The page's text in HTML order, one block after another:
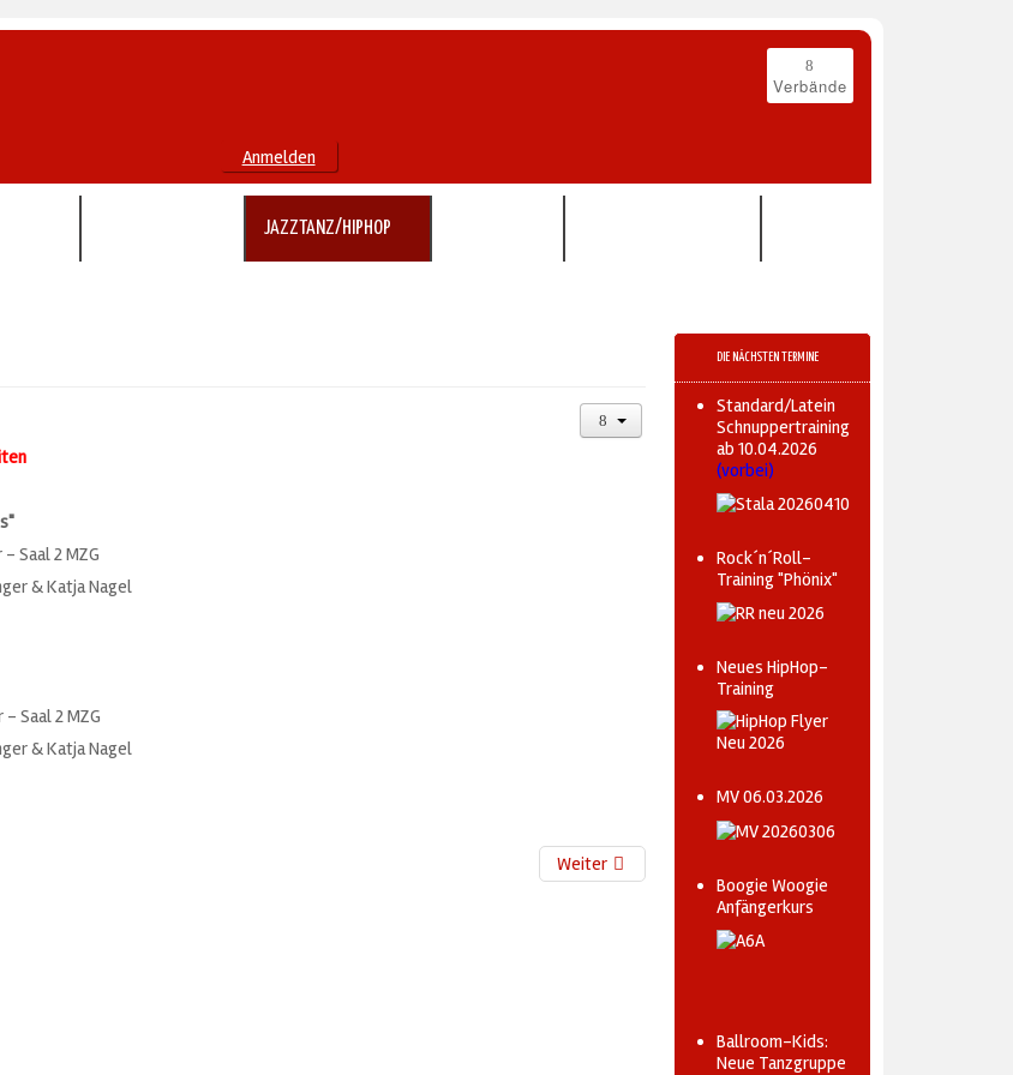
Verbände
Anmelden
JAZZTANZ/HIPHOP
Saal 2 MZG
& Katja Nagel
Saal 2 MZG
& Katja Nagel
Weiter
DIE NÄCHSTEN TERMINE
Standard/Latein
Schnuppertraining
ab 10.04.2026
(vorbei)
Rock´n´Roll-
Training "Phönix"
Neues HipHop-
Training
MV 06.03.2026
Boogie Woogie
Anfängerkurs
Ballroom-Kids:
Neue Tanzgruppe